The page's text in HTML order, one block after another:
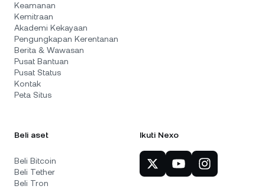
Keamanan
Kemitraan
Akademi Kekayaan
Pengungkapan Kerentanan
Berita & Wawasan
Pusat Bantuan
Pusat Status
Kontak
Peta Situs
Beli aset
Beli Bitcoin
Beli Tether
Beli Tron
Ikuti Nexo